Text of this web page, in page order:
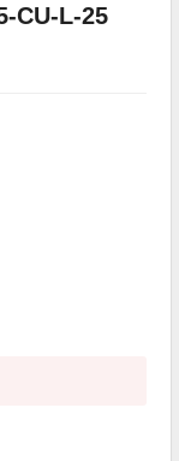
CU-L-25